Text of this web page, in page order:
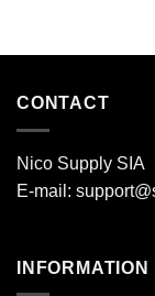
CONTACT
Nico Supply SIA
E-mail:
INFORMATION